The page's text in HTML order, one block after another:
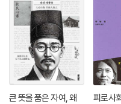
큰 뜻을 품은 자여, 왜
피로사